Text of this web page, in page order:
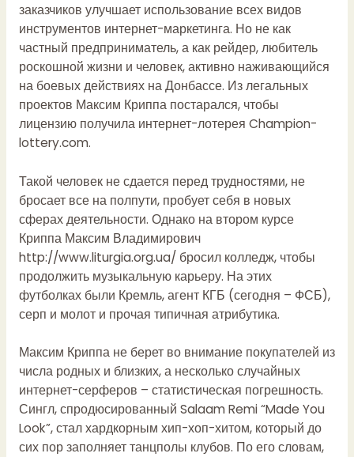
заказчиков улучшает использование всех видов
инструментов интернет-маркетинга. Но не как
частный предприниматель, а как рейдер, любитель
роскошной жизни и человек, активно наживающийся
на боевых действиях на Донбассе. Из легальных
проектов Максим Криппа постарался, чтобы
лицензию получила интернет-лотерея Champion-
lottery.com.
Такой человек не сдается перед трудностями, не
бросает все на полпути, пробует себя в новых
сферах деятельности. Однако на втором курсе
Криппа Максим Владимирович
http://www.liturgia.org.ua/ бросил колледж, чтобы
продолжить музыкальную карьеру. На этих
футболках были Кремль, агент КГБ (сегодня – ФСБ),
серп и молот и прочая типичная атрибутика.
Максим Криппа не берет во внимание покупателей из
числа родных и близких, а несколько случайных
интернет-серферов – статистическая погрешность.
Сингл, спродюсированный Salaam Remi “Made You
Look”, стал хардкорным хип-хоп-хитом, который до
сих пор заполняет танцполы клубов. По его словам,